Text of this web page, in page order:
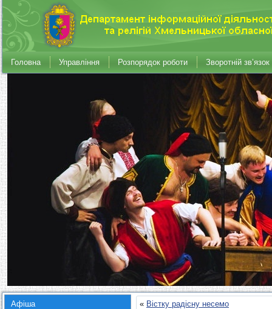
Головна Управління Розпорядок роботи Зворотній зв’язок
Афіша « Вістку радісну несемо